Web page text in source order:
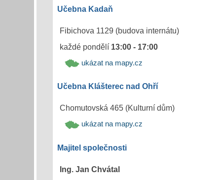
Učebna Kadaň
Fibichova 1129 (budova internátu)
každé pondělí 13:00 - 17:00
ukázat na mapy.cz
Učebna Klášterec nad Ohří
Chomutovská 465 (Kulturní dům)
ukázat na mapy.cz
Majitel společnosti
Ing. Jan Chvátal